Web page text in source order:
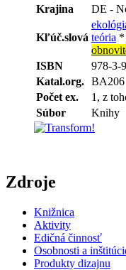
Krajina
DE -
Kľúč.slová teória *
ISBN
978-3-
Katal.org. BA206
Počet ex.
1, z
Súbor
Knihy
Zdroje
Knižnica
Aktivity
Edičná činnosť
Osobnosti a
Produkty dizajnu